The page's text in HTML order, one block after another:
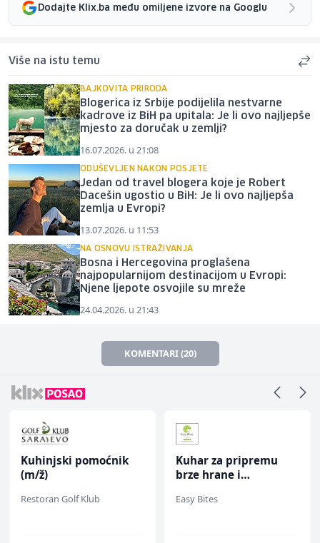
Dodajte Klix.ba među omiljene izvore na Googlu
Više na istu temu
BAJKOVITA PRIRODA
Blogerica iz Srbije podijelila nestvarne
kadrove iz BiH pa upitala: Je li ovo najljepše
mjesto za doručak u zemlji?
16.07.2026. u 21:08
ODUŠEVLJEN NAKON POSJETE
Jedan od travel blogera koje je Robert
Dacešin ugostio u BiH: Je li ovo najljepša
zemlja u Evropi?
13.07.2026. u 11:53
NA OSNOVU ISTRAŽIVANJA
Bosna i Hercegovina proglašena
najpopularnijom destinacijom u Evropi:
Njene ljepote osvojile su mreže
24.04.2026. u 21:43
KOMENTARI (20)
Kuhinjski pomoćnik
(m/ž)
Restoran Golf Klub
Kuhar za pripremu
brze hrane i
ž)
Easy Bites